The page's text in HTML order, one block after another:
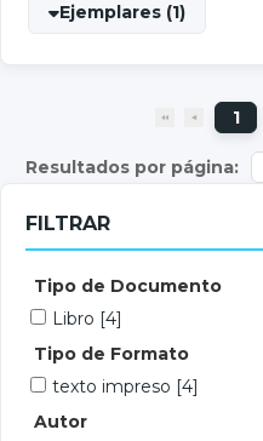
Ejemplares (1)
1
FILTRAR
Tipo de Documento
Libro [4]
Tipo de Formato
texto impreso [4]
Autor